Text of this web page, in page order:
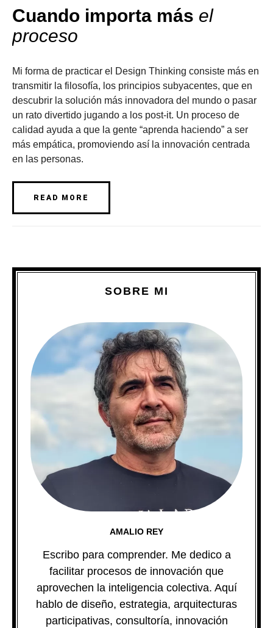
Cuando importa más el
proceso
Mi forma de practicar el Design Thinking consiste más en
transmitir la filosofía, los principios subyacentes, que en
descubrir la solución más innovadora del mundo o pasar
un rato divertido jugando a los post-it. Un proceso de
calidad ayuda a que la gente “aprenda haciendo” a ser
más empática, promoviendo así la innovación centrada
en las personas.
READ MORE
SOBRE MI
AMALIO REY
Escribo para comprender. Me dedico a
facilitar procesos de innovación que
aprovechen la inteligencia colectiva. Aquí
hablo de diseño, estrategia, arquitecturas
participativas, consultoría, innovación